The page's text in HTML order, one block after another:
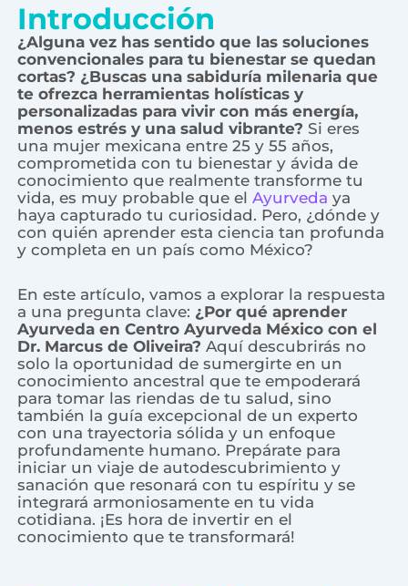
Introducción
¿Alguna vez has sentido que las soluciones
convencionales para tu bienestar se quedan
cortas? ¿Buscas una sabiduría milenaria que
te ofrezca herramientas holísticas y
personalizadas para vivir con más energía,
menos estrés y una salud vibrante? Si eres
una mujer mexicana entre 25 y 55 años,
comprometida con tu bienestar y ávida de
conocimiento que realmente transforme tu
vida, es muy probable que elAyurveda ya
haya capturado tu curiosidad. Pero, ¿dónde y
con quién aprender esta ciencia tan profunda
y completa en un país como México?
En este artículo, vamos a explorar la respuesta
a una pregunta clave: ¿Por qué aprender
Ayurveda en Centro Ayurveda México con el
Dr. Marcus de Oliveira? Aquí descubrirás no
solo la oportunidad de sumergirte en un
conocimiento ancestral que te empoderará
para tomar las riendas de tu salud, sino
también la guía excepcional de un experto
con una trayectoria sólida y un enfoque
profundamente humano. Prepárate para
iniciar un viaje de autodescubrimiento y
sanación que resonará con tu espíritu y se
integrará armoniosamente en tu vida
cotidiana. ¡Es hora de invertir en el
conocimiento que te transformará!